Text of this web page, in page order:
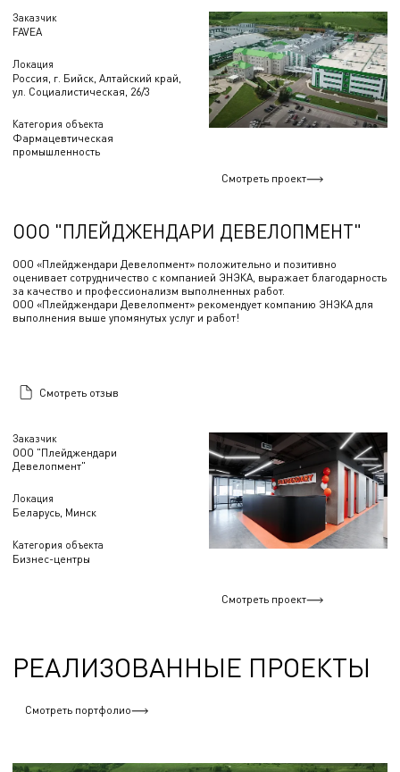
Заказчик
FAVEA
Локация
Россия, г. Бийск, Алтайский край,
ул. Социалистическая, 26/3
Категория объекта
Фармацевтическая
промышленность
Смотреть проект
Заказчик
ООО "Плейджендари
Девелопмент"
Локация
Беларусь, Минск
Категория объекта
Бизнес-центры
ООО "ПЛЕЙДЖЕНДАРИ ДЕВЕЛОПМЕНТ"
ООО «Плейджендари Девелопмент» положительно и позитивно
оценивает сотрудничество с компанией ЭНЭКА, выражает благодарность
за качество и профессионализм выполненных работ.
ООО «Плейджендари Девелопмент» рекомендует компанию ЭНЭКА для
выполнения выше упомянутых услуг и работ!
Смотреть отзыв
Смотреть проект
РЕАЛИЗОВАННЫЕ ПРОЕКТЫ
Смотреть портфолио